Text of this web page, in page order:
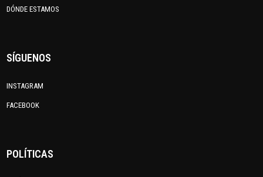
DÓNDE ESTAMOS
SÍGUENOS
INSTAGRAM
FACEBOOK
POLÍTICAS